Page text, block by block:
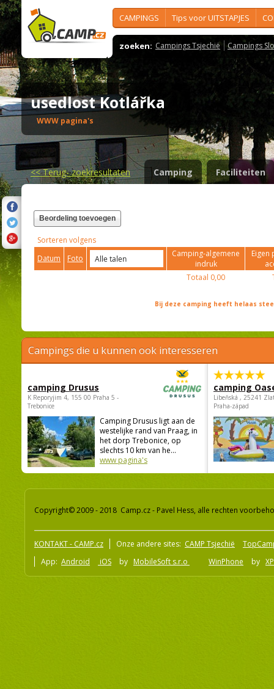
CAMPINGS Tips voor UITSTAPJES
zoeken: Campings Tsjechië Campings
usedlost Kotlářka
WWW pagina's
<<Terug- zoekresultaten Camping Faciliteiten
Beordeling toevoegen
Sorteren volgens
Datum
Foto
Camping-algemene
indruk
Eigen
Totaal 0,00
Bij deze camping heeft helaas
Campings die u kunnen ook interesseren
camping Drusus
K Reporyjim 4, 155 00 Praha 5 -
Trebonice
Camping Drusus ligt aan de
westelijke rand van Praag, in
het dorp Trebonice, op
slechts 10 km van he...
www pagina's
camping
Libeňská , 25241
Praha-západ
Copyright© 2009 - 2018 Camp.cz - Pavel Hess, alle rechten
KONTAKT - CAMP.cz Onze andere sites: CAMP Tsjechië
App: Android iOS by MobileSoft s.r.o WinPhone by